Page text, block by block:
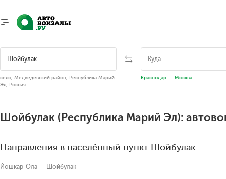
село, Медведевский район, Республика Марий
Эл, Россия
Краснодар Москва
Шойбулак (Республика Марий Эл):
Направления в населённый пункт Шойбулак
Йошкар-Ола — Шойбулак